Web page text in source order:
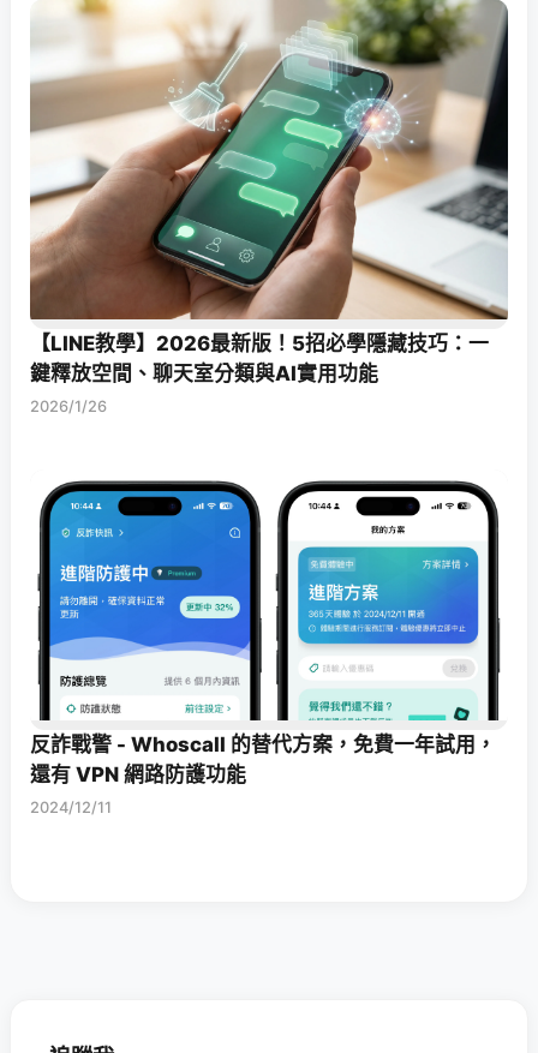
【LINE教學】2026最新版！5招必學隱藏技巧：一
鍵釋放空間、聊天室分類與AI實用功能
2026/1/26
反詐戰警 - Whoscall 的替代方案，免費一年試用，
還有 VPN 網路防護功能
2024/12/11